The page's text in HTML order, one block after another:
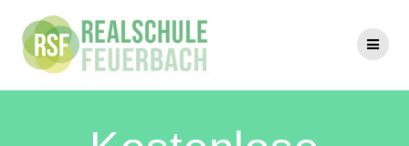
Inhalt
springen